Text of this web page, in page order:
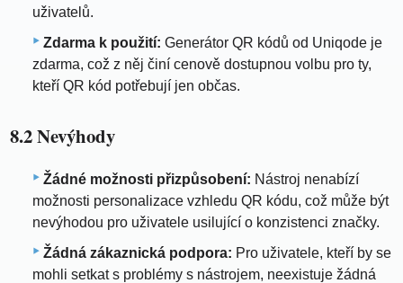
uživatelů.
Zdarma k použití: Generátor QR kódů od Uniqode je
zdarma, což z něj činí cenově dostupnou volbu pro ty,
kteří QR kód potřebují jen občas.
8.2 Nevýhody
Žádné možnosti přizpůsobení: Nástroj nenabízí
možnosti personalizace vzhledu QR kódu, což může být
nevýhodou pro uživatele usilující o konzistenci značky.
Žádná zákaznická podpora: Pro uživatele, kteří by se
mohli setkat s problémy s nástrojem, neexistuje žádná